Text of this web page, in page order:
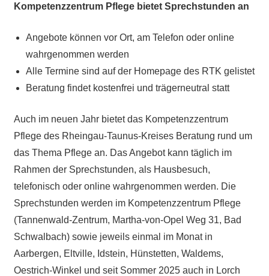
Kompetenzzentrum Pflege bietet Sprechstunden an
Angebote können vor Ort, am Telefon oder online
wahrgenommen werden
Alle Termine sind auf der Homepage des RTK gelistet
Beratung findet kostenfrei und trägerneutral statt
Auch im neuen Jahr bietet das Kompetenzzentrum
Pflege des Rheingau-Taunus-Kreises Beratung rund um
das Thema Pflege an. Das Angebot kann täglich im
Rahmen der Sprechstunden, als Hausbesuch,
telefonisch oder online wahrgenommen werden. Die
Sprechstunden werden im Kompetenzzentrum Pflege
(Tannenwald-Zentrum, Martha-von-Opel Weg 31, Bad
Schwalbach) sowie jeweils einmal im Monat in
Aarbergen, Eltville, Idstein, Hünstetten, Waldems,
Oestrich-Winkel und seit Sommer 2025 auch in Lorch